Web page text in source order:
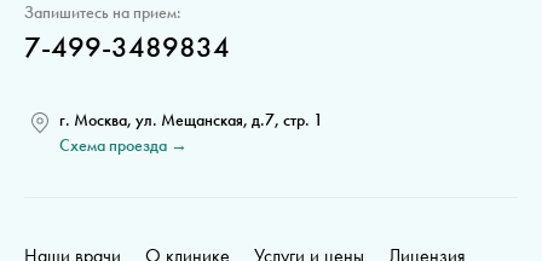
Запишитесь на прием:
7-499-3489834
г. Москва, ул. Мещанская, д.7, стр. 1
Схема проезда →
Наши врачи О клинике Услуги и цены Лицензия